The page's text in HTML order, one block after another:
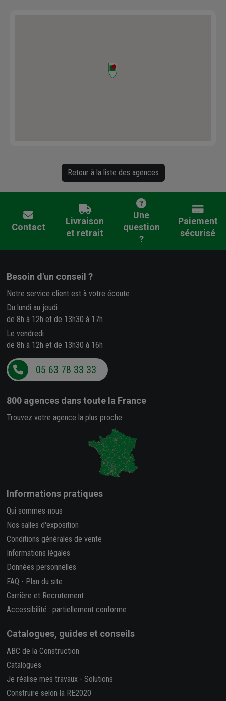
Retour à la liste des agences
Contact
Livraison
et retrait
Une
question
?
Paiement
sécurisé
Besoin d'un conseil ?
Notre service client est à votre écoute
Du lundi au jeudi
de 8h à 12h et de 13h30 à 17h
Le vendredi
de 8h à 12h et de 13h30 à 16h
05 63 78 33 33
800 agences dans toute la France
Trouvez votre agence la plus proche
Informations pratiques
Qui sommes-nous
Nos salles d'exposition
Conditions générales de vente
Informations légales
Données personnelles
FAQ - Plan du site
Carrière et Recrutement
Accessibilité : partiellement conforme
Catalogues, guides et conseils
ABC de la Construction
Catalogues
Je réalise mes travaux - Solutions
Construire selon la RE2020